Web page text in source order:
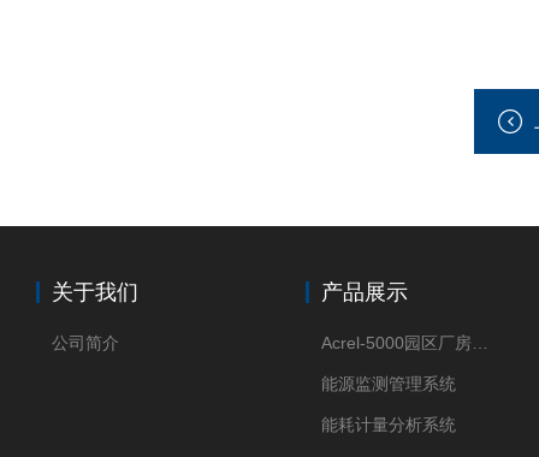
关于我们
公司简介
产品展示
能源监测管理系统
能耗计量分析系统